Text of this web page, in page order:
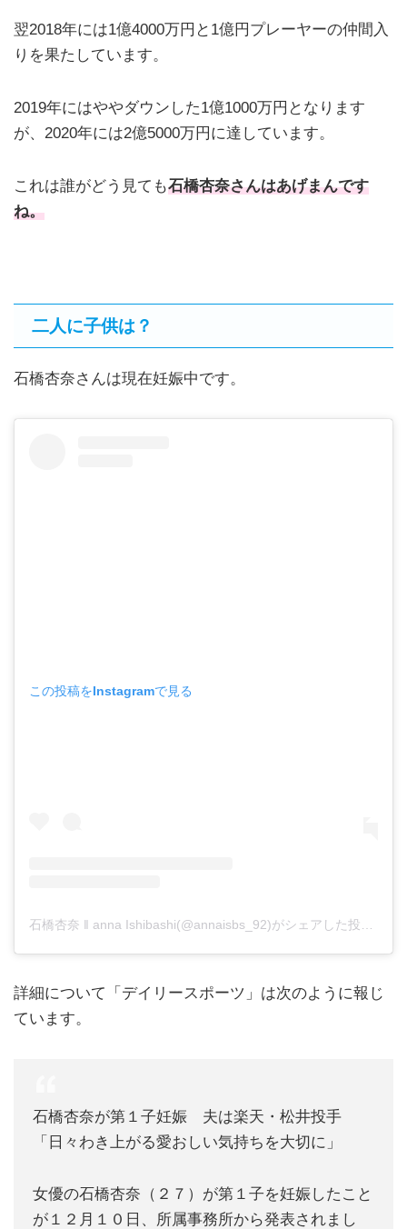
翌2018年には1億4000万円と1億円プレーヤーの仲間入
りを果たしています。
2019年にはややダウンした1億1000万円となります
が、2020年には2億5000万円に達しています。
これは誰がどう見ても石橋杏奈さんはあげまんです
ね。
二人に子供は？
石橋杏奈さんは現在妊娠中です。
この投稿をInstagramで見る
詳細について「デイリースポーツ」は次のように報じ
ています。
石橋杏奈が第１子妊娠 夫は楽天・松井投手
「日々わき上がる愛おしい気持ちを大切に」
女優の石橋杏奈（２７）が第１子を妊娠したこと
が１２月１０日、所属事務所から発表されまし